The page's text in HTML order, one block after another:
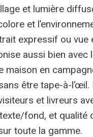
et lumière
et
expressif ou vue
aussi bien avec
en
être tape-à-l’œil.
et livreurs
fond, et qualité
toute la gamme.